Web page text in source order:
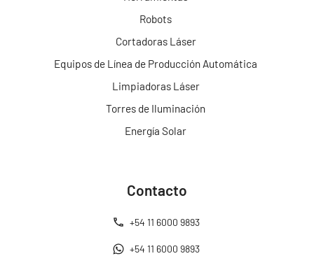
Robots
Cortadoras Láser
Equipos de Línea de Producción Automática
Limpiadoras Láser
Torres de Iluminación
Energía Solar
Contacto
+54 11 6000 9893
+54 11 6000 9893